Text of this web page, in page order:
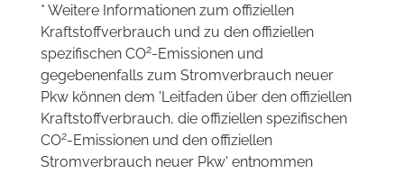
* Weitere Informationen zum offiziellen
Kraftstoffverbrauch und zu den offiziellen
spezifischen CO2-Emissionen und
gegebenenfalls zum Stromverbrauch neuer
Pkw können dem 'Leitfaden über den offiziellen
Kraftstoffverbrauch, die offiziellen spezifischen
CO2-Emissionen und den offiziellen
Stromverbrauch neuer Pkw' entnommen